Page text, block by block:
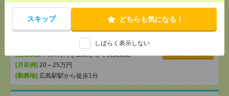
スキップ どちらも気になる！
しばらく表示しない
[給 与]時給1400円 月収例 21万円 時給1400円×
実働7h30m×週5日×4週+残業5h ※月収例を保証す
[交通費]1ヶ月3万円を上限として実費支給
[月収例] 20～25万円
[勤務地] 広島駅駅から徒歩1分